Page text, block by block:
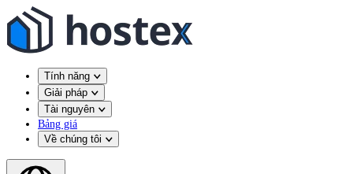
Tính năng
Giải pháp
Tài nguyên
Bảng giá
Về chúng tôi